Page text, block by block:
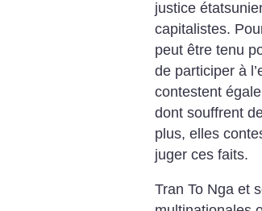
justice
capitalistes.
peut être tenu
de participer à
contestent
dont souffrent
plus, elles
juger ces faits.
Tran To Nga et